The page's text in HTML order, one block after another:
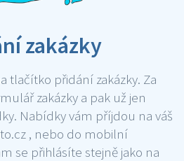
zakázky
tlačítko přidání zakázky. Za
zakázky a pak už jen
Nabídky vám příjdou na váš
, nebo do mobilní
se přihlásíte stejně jako na